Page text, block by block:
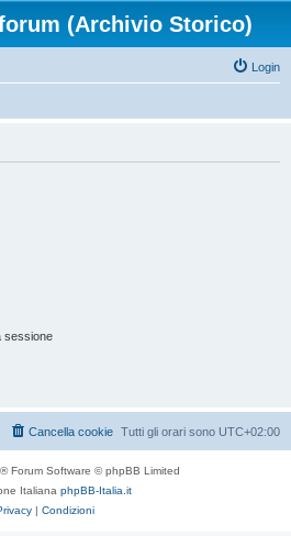
(Archivio Storico)
Login
sessione
Tutti gli orari sono UTC+02:00
Cancella cookie
® Forum Software © phpBB Limited
Italiana phpBB-Italia.it
| Condizioni